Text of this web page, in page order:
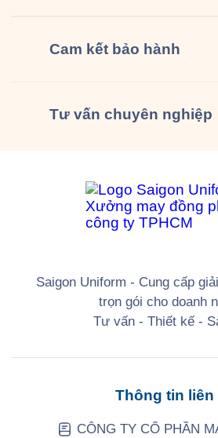
Cam kết bảo hành
Tư vấn chuyên nghiệp
Saigon Uniform - Cung cấp
trọn gói cho doanh
Tư vấn - Thiết kế -
Thông tin liên
CÔNG TY CỔ PHẦN